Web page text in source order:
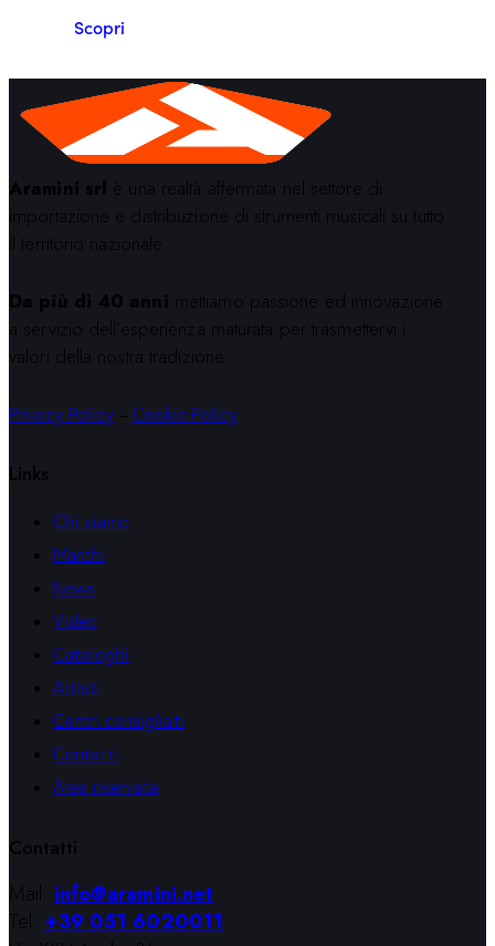
Scopri
Aramini srl è una realtà affermata nel settore di
importazione e distribuzione di strumenti musicali su tutto
il territorio nazionale.
Da più di 40 anni mettiamo passione ed innovazione
a servizio dell’esperienza maturata per trasmettervi i
valori della nostra tradizione.
Privacy Policy Cookie Policy
Links
Chi siamo
Marchi
News
Video
Cataloghi
Artisti
Centri consigliati
Contatti
Area riservata
Contatti
Mail: info@aramini.net
Tel: +39 051 6020011